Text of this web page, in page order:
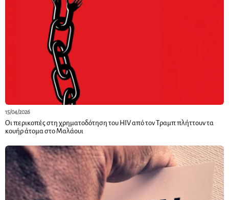
15/04/2026
Οι περικοπές στη χρηματοδότηση του HIV από τον Τραμπ πλήττουν τα
κουήρ άτομα στο Μαλάουι